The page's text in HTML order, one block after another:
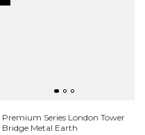
Premium Series London Tower
Bridge Metal Earth